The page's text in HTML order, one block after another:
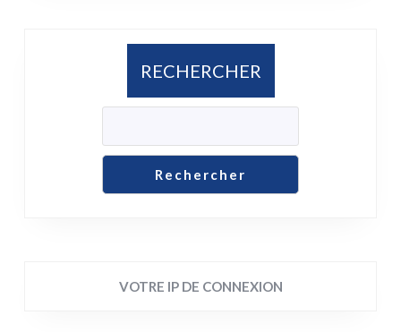
RECHERCHER
Rechercher
VOTRE IP DE CONNEXION